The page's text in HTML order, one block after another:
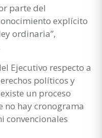
parte del
explícito
ordinaria”,
Ejecutivo respecto a
políticos y
un proceso
no hay cronograma
convencionales